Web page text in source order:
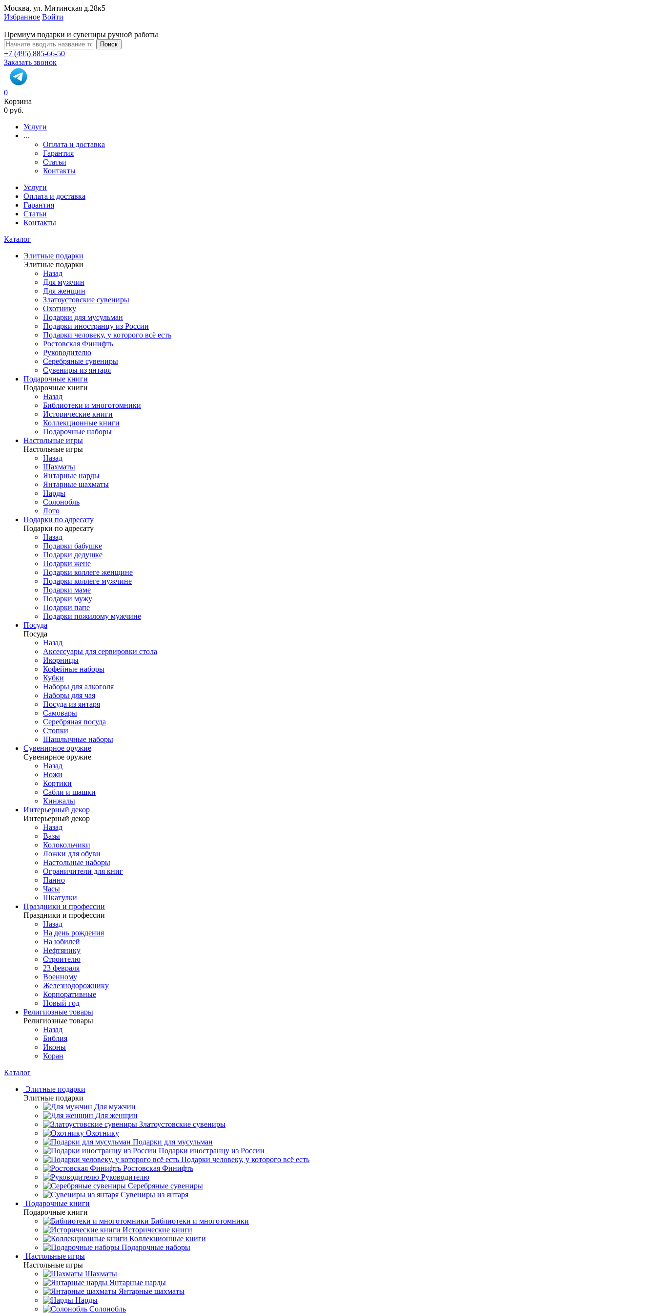
Москва, ул. Митинская д.28к5
Избранное Войти
Премиум подарки и сувениры ручной работы
Поиск
+7 (495) 885-66-50
Заказать звонок
0
Корзина
0 руб.
Услуги
...
Оплата и доставка
Гарантия
Статьи
Контакты
Услуги
Оплата и доставка
Гарантия
Статьи
Контакты
Каталог
Элитные подарки
Элитные подарки
Назад
Для мужчин
Для женщин
Златоустовские сувениры
Охотнику
Подарки для мусульман
Подарки иностранцу из России
Подарки человеку, у которого всё есть
Ростовская Финифть
Руководителю
Серебряные сувениры
Сувениры из янтаря
Подарочные книги
Подарочные книги
Назад
Библиотеки и многотомники
Исторические книги
Коллекционные книги
Подарочные наборы
Настольные игры
Настольные игры
Назад
Шахматы
Янтарные нарды
Янтарные шахматы
Нарды
Солонобль
Лото
Подарки по адресату
Подарки по адресату
Назад
Подарки бабушке
Подарки дедушке
Подарки жене
Подарки коллеге женщине
Подарки коллеге мужчине
Подарки маме
Подарки мужу
Подарки папе
Подарки пожилому мужчине
Посуда
Посуда
Назад
Аксессуары для сервировки стола
Икорницы
Кофейные наборы
Кубки
Наборы для алкоголя
Наборы для чая
Посуда из янтаря
Самовары
Серебряная посуда
Стопки
Шашлычные наборы
Сувенирное оружие
Сувенирное оружие
Назад
Ножи
Кортики
Сабли и шашки
Кинжалы
Интерьерный декор
Интерьерный декор
Назад
Вазы
Колокольчики
Ложки для обуви
Настольные наборы
Ограничители для книг
Панно
Часы
Шкатулки
Праздники и профессии
Праздники и профессии
Назад
На день рождения
На юбилей
Нефтянику
Строителю
23 февраля
Военному
Железнодорожнику
Корпоративные
Новый год
Религиозные товары
Религиозные товары
Назад
Библия
Иконы
Коран
Каталог
Элитные подарки
Элитные подарки
Для мужчин
Для женщин
Златоустовские сувениры
Охотнику
Подарки для мусульман
Подарки иностранцу из России
Подарки человеку, у которого всё есть
Ростовская Финифть
Руководителю
Серебряные сувениры
Сувениры из янтаря
Подарочные книги
Подарочные книги
Библиотеки и многотомники
Исторические книги
Коллекционные книги
Подарочные наборы
Настольные игры
Настольные игры
Шахматы
Янтарные нарды
Янтарные шахматы
Нарды
Солонобль